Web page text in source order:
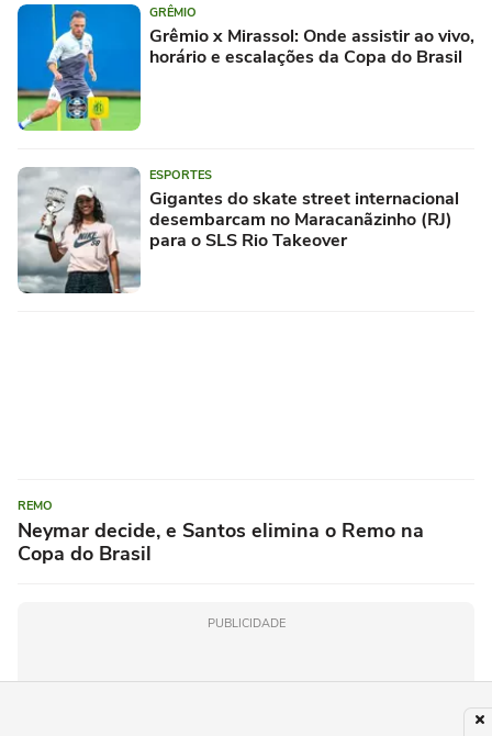
GRÊMIO
Grêmio x Mirassol: Onde assistir ao vivo,
horário e escalações da Copa do Brasil
ESPORTES
Gigantes do skate street internacional
desembarcam no Maracanãzinho (RJ)
para o SLS Rio Takeover
REMO
Neymar decide, e Santos elimina o Remo na
Copa do Brasil
PUBLICIDADE